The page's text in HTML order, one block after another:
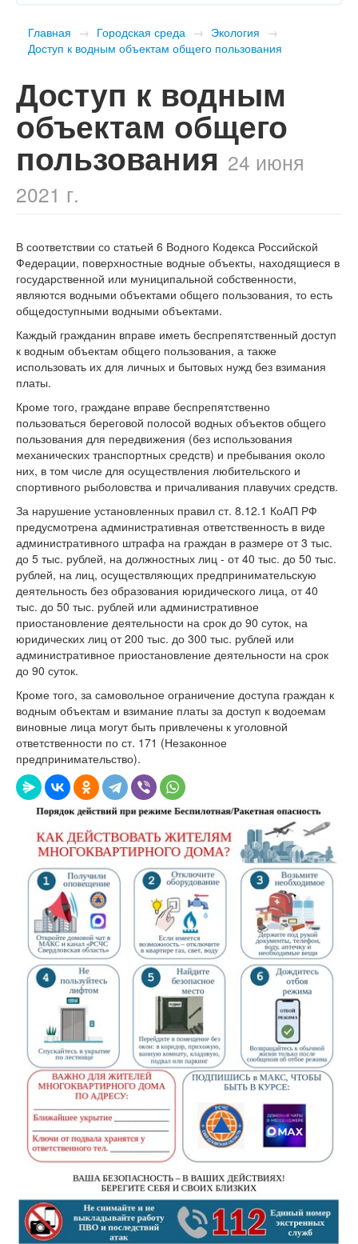
Главная → Городская среда → Экология →
Доступ к водным объектам общего пользования
Доступ к водным
объектам общего
пользования 24 июня
2021 г.
В соответствии со статьей 6 Водного Кодекса Российской
Федерации, поверхностные водные объекты, находящиеся в
государственной или муниципальной собственности,
являются водными объектами общего пользования, то есть
общедоступными водными объектами.
Каждый гражданин вправе иметь беспрепятственный доступ
к водным объектам общего пользования, а также
использовать их для личных и бытовых нужд без взимания
платы.
Кроме того, граждане вправе беспрепятственно
пользоваться береговой полосой водных объектов общего
пользования для передвижения (без использования
механических транспортных средств) и пребывания около
них, в том числе для осуществления любительского и
спортивного рыболовства и причаливания плавучих средств.
За нарушение установленных правил ст. 8.12.1 КоАП РФ
предусмотрена административная ответственность в виде
административного штрафа на граждан в размере от 3 тыс.
до 5 тыс. рублей, на должностных лиц - от 40 тыс. до 50 тыс.
рублей, на лиц, осуществляющих предпринимательскую
деятельность без образования юридического лица, от 40
тыс. до 50 тыс. рублей или административное
приостановление деятельности на срок до 90 суток, на
юридических лиц от 200 тыс. до 300 тыс. рублей или
административное приостановление деятельности на срок
до 90 суток.
Кроме того, за самовольное ограничение доступа граждан к
водным объектам и взимание платы за доступ к водоемам
виновные лица могут быть привлечены к уголовной
ответственности по ст. 171 (Незаконное
предпринимательство).